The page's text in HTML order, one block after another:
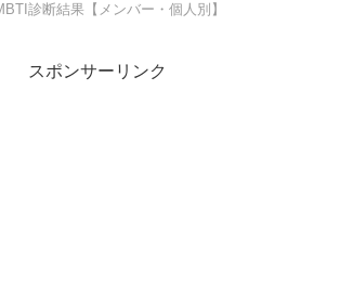
診断結果【メンバー・個人別】
スポンサーリンク